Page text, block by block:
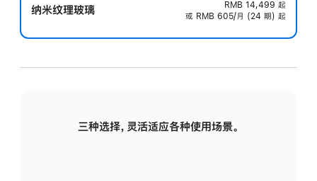
纳米纹理玻璃 RMB 14,499 起
或 RMB 605/月 (24 期) 起
三种选择，灵活适应各种使用场景。